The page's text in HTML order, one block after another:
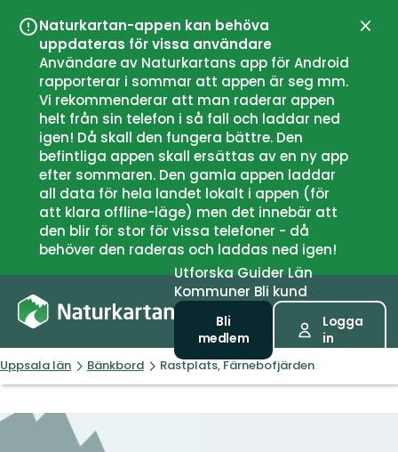
Naturkartan-appen kan behöva
uppdateras för vissa användare
Användare av Naturkartans app för Android
rapporterar i sommar att appen är seg mm.
Vi rekommenderar att man raderar appen
helt från sin telefon i så fall och laddar ned
igen! Då skall den fungera bättre. Den
befintliga appen skall ersättas av en ny app
efter sommaren. Den gamla appen laddar
all data för hela landet lokalt i appen (för
att klara offline-läge) men det innebär att
den blir för stor för vissa telefoner - då
behöver den raderas och laddas ned igen!
UtforskaGuiderLän
Kommuner Bli kund
Bli
medlem
Logga
in
Uppsala län Bänkbord Rastplats, Färnebofjärden